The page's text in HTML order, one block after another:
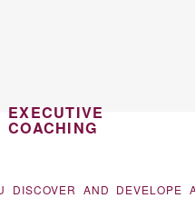
DISCOVER AND DEVELOPE
EXECUTIVE
COACHING